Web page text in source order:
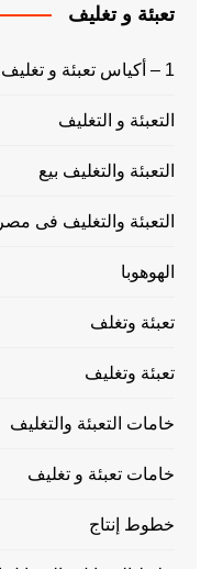
تعبئة و تغليف
1 – أكياس تعبئة و تغليف
التعبئة و التغليف
التعبئة والتغليف بيع
التعبئة والتغليف فى مصر
الهوهوبا
تعبئة وتغلف
تعبئة وتغليف
خامات التعبئة والتغليف
خامات تعبئة و تغليف
خطوط إنتاج